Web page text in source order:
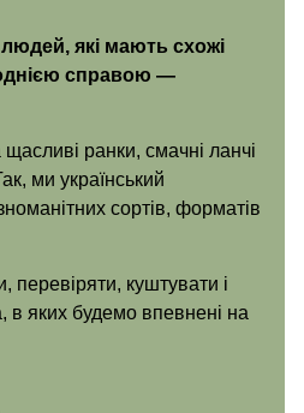
які мають схожі
справою —
ранки, смачні ланчі
ми український
сортів, форматів
куштувати і
в яких будемо впевнені на